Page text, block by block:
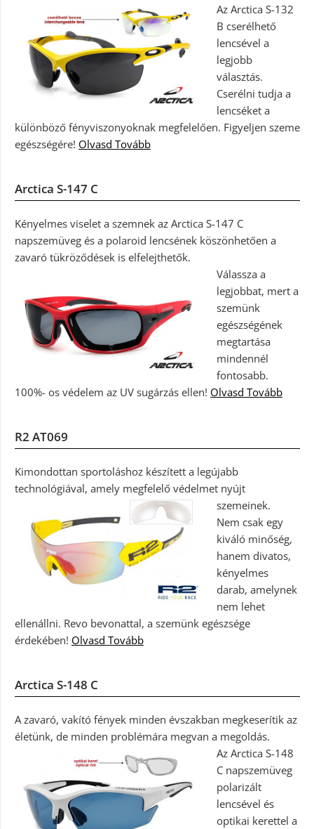
Az Arctica S-132
B cserélhető
lencsével a
legjobb
választás.
Cserélni tudja a
lencséket a
különböző fényviszonyoknak megfelelően. Figyeljen szeme
egészségére! Olvasd Tovább
Arctica S-147 C
Kényelmes viselet a szemnek az Arctica S-147 C
napszemüveg és a polaroid lencsének köszönhetően a
zavaró tükröződések is elfelejthetők.
Válassza a
legjobbat, mert a
szemünk
egészségének
megtartása
mindennél
fontosabb.
100%- os védelem az UV sugárzás ellen! Olvasd Tovább
R2 AT069
Kimondottan sportoláshoz készített a legújabb
technológiával, amely megfelelő védelmet nyújt
szemeinek.
Nem csak egy
kiváló minőség,
hanem divatos,
kényelmes
darab, amelynek
nem lehet
ellenállni. Revo bevonattal, a szemünk egészsége
érdekében! Olvasd Tovább
Arctica S-148 C
A zavaró, vakító fények minden évszakban megkeserítik az
életünk, de minden problémára megvan a megoldás.
Az Arctica S-148
C napszemüveg
polarizált
lencsével és
optikai kerettel a